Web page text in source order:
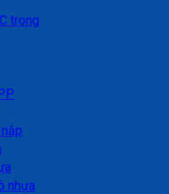
trong
nhựa